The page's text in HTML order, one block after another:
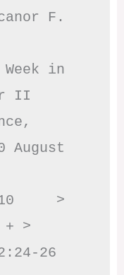
F.
in
II
August
>
>
26